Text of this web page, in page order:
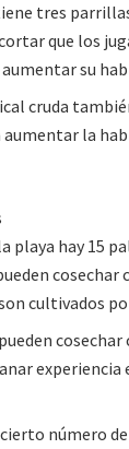
tres
que los
aumentar su
cruda
la
playa hay 15
cosechar
cultivados
cosechar
experiencia
número